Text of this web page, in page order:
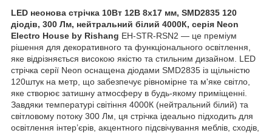
LED неонова стрічка 10Вт 12В 8х17 мм, SMD2835 120
діодів, 300 Лм, нейтральний білий 4000К, серія Neon
Electro House by Rishang EH-STR-RSN2 — це преміум
рішення для декоративного та функціонального освітлення,
яке відрізняється високою якістю та стильним дизайном. LED
стрічка серії Neon оснащена діодами SMD2835 із щільністю
120штук на метр, що забезпечує рівномірне та м'яке світло,
яке створює затишну атмосферу в будь-якому приміщенні.
Завдяки температурі світіння 4000К (нейтральний білий) та
світловому потоку 300 Лм, ця стрічка ідеально підходить для
освітлення інтер’єрів, акцентного підсвічування меблів, сходів,